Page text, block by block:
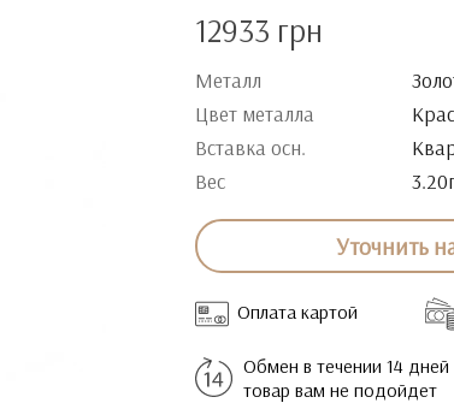
12933 грн
Металл
Цвет металла
Вставка осн.
Вес
Уточнить
Оплата картой
Обмен в течении 14 дней
товар вам не подойдет